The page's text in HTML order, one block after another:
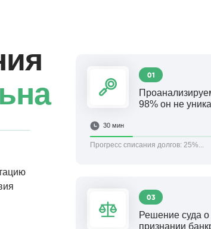
01
98% он не
30 мин
Прогресс списания долгов: 25%...
03
Решение суда о
признании